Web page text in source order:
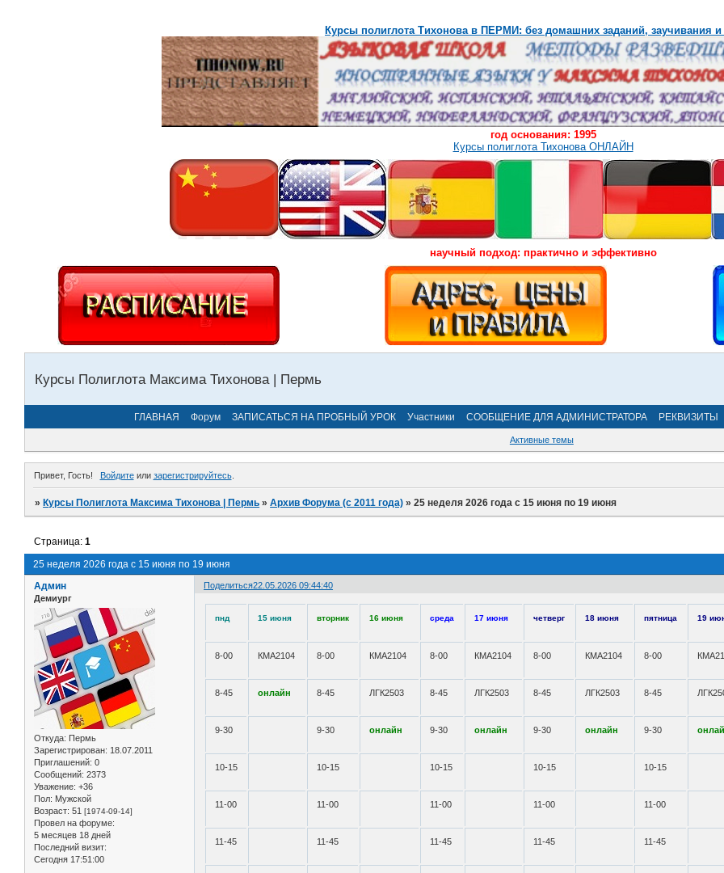
Курсы полиглота Тихонова в ПЕРМИ: без домашних заданий, заучивания и
год основания: 1995
Курсы полиглота Тихонова ОНЛАЙН
научный подход: практично и эффективно
Курсы Полиглота Максима Тихонова | Пермь
ГЛАВНАЯ Форум ЗАПИСАТЬСЯ НА ПРОБНЫЙ УРОК Участники СООБЩЕНИЕ ДЛЯ АДМИНИСТРАТОРА РЕКВИЗИТЫ
Активные темы
Привет, Гость! Войдитеили зарегистрируйтесь.
»Курсы Полиглота Максима Тихонова | Пермь »Архив Форума (с 2011 года) »25 неделя 2026 года с 15 июня по 19 июня
25 неделя 2026 года с 15 июня по 19 июня
Страница:1
Поделиться22.05.2026 09:44:40
Админ
Демиург
Откуда: Пермь
Зарегистрирован: 18.07.2011
Приглашений: 0
Сообщений: 2373
Уважение: +36
Пол: Мужской
Возраст: 51 [1974-09-14]
Провел на форуме:
5 месяцев 18 дней
Последний визит:
Сегодня 17:51:00
пнд 15 июня вторник 16 июня среда 17 июня четверг 18 июня пятница 19
8-00 КМА2104 8-00 КМА2104 8-00 КМА2104 8-00 КМА2104 8-00
8-45 онлайн 8-45 ЛГК2503 8-45 ЛГК2503 8-45 ЛГК2503 8-45
9-30 9-30 онлайн 9-30 онлайн 9-30 онлайн 9-30
10-15 10-15 10-15 10-15 10-15
11-00 11-00 11-00 11-00 11-00
11-45 11-45 11-45 11-45 11-45